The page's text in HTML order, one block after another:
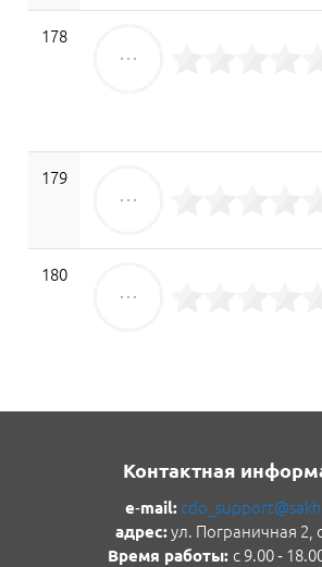
178
179
180
Контактная
e‑mail:
адрес:ул. Пограничная 2,
Время работы: с 9.00 ‑